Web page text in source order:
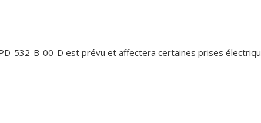
532-B-00-D est prévu et affectera certaines prises